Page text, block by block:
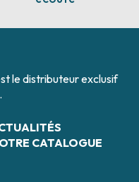
le distributeur exclusif
CATALOGUE